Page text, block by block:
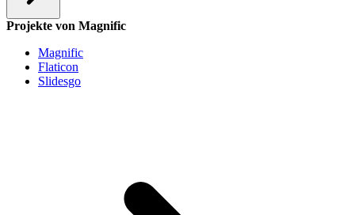
Projekte von Magnific
Magnific
Flaticon
Slidesgo